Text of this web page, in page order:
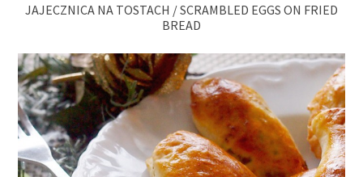
JAJECZNICA NA TOSTACH / SCRAMBLED EGGS ON FRIED
BREAD